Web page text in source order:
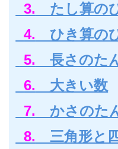
3. たし算の
4. ひき算の
5. 長さのた
6. 大きい数
7. かさのた
8. 三角形と